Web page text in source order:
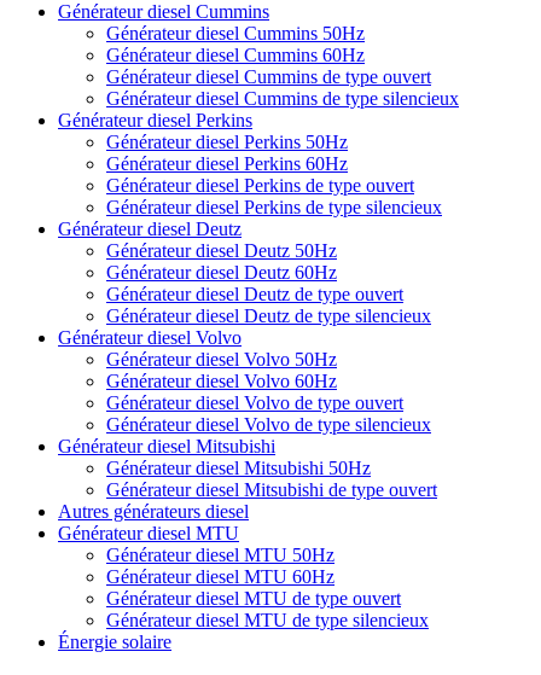
Générateur diesel Cummins
Générateur diesel Cummins 50Hz
Générateur diesel Cummins 60Hz
Générateur diesel Cummins de type ouvert
Générateur diesel Cummins de type silencieux
Générateur diesel Perkins
Générateur diesel Perkins 50Hz
Générateur diesel Perkins 60Hz
Générateur diesel Perkins de type ouvert
Générateur diesel Perkins de type silencieux
Générateur diesel Deutz
Générateur diesel Deutz 50Hz
Générateur diesel Deutz 60Hz
Générateur diesel Deutz de type ouvert
Générateur diesel Deutz de type silencieux
Générateur diesel Volvo
Générateur diesel Volvo 50Hz
Générateur diesel Volvo 60Hz
Générateur diesel Volvo de type ouvert
Générateur diesel Volvo de type silencieux
Générateur diesel Mitsubishi
Générateur diesel Mitsubishi 50Hz
Générateur diesel Mitsubishi de type ouvert
Autres générateurs diesel
Générateur diesel MTU
Générateur diesel MTU 50Hz
Générateur diesel MTU 60Hz
Générateur diesel MTU de type ouvert
Générateur diesel MTU de type silencieux
Énergie solaire